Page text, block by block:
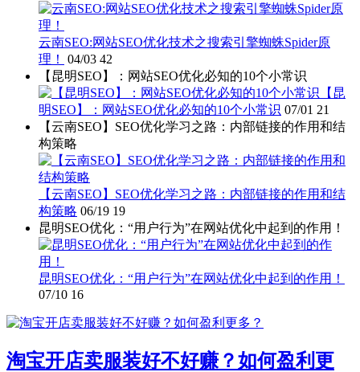
云南SEO:网站SEO优化技术之搜索引擎蜘蛛Spider原
理！
04/03 42
【昆明SEO】：网站SEO优化必知的10个小常识
【昆
明SEO】：网站SEO优化必知的10个小常识 07/01 21
【云南SEO】SEO优化学习之路：内部链接的作用和结
构策略
【云南SEO】SEO优化学习之路：内部链接的作用和结
构策略 06/19 19
昆明SEO优化：“用户行为”在网站优化中起到的作用！
昆明SEO优化：“用户行为”在网站优化中起到的作用！
07/10 16
淘宝开店卖服装好不好赚？如何盈利更